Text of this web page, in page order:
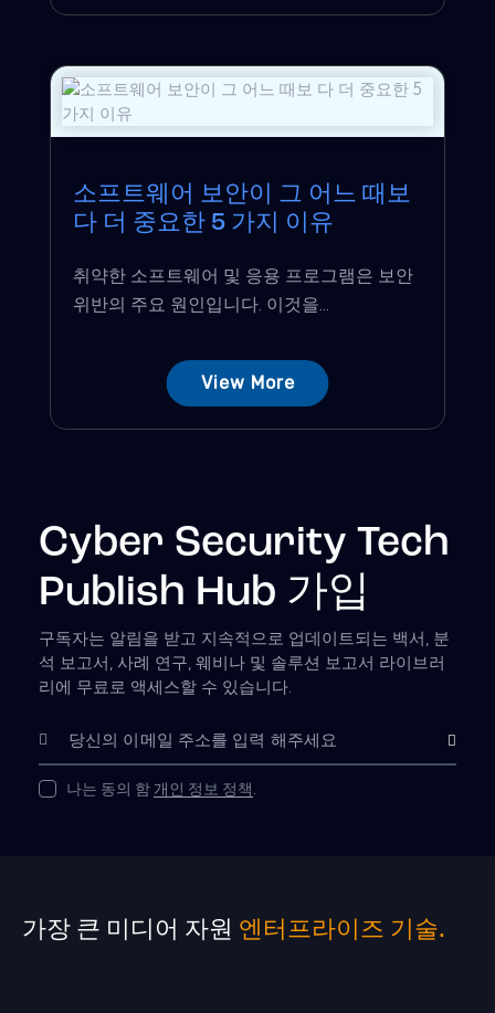
소프트웨어 보안이 그 어느 때보
다 더 중요한 5 가지 이유
취약한 소프트웨어 및 응용 프로그램은 보안
위반의 주요 원인입니다. 이것을...
View More
Cyber Security Tech
Publish Hub 가입
구독자는 알림을 받고 지속적으로 업데이트되는 백서, 분
석 보고서, 사례 연구, 웨비나 및 솔루션 보고서 라이브러
리에 무료로 액세스할 수 있습니다.
구독하다
나는 동의 함 개인 정보 정책.
가장 큰 미디어 자원 엔터프라이즈 기술.